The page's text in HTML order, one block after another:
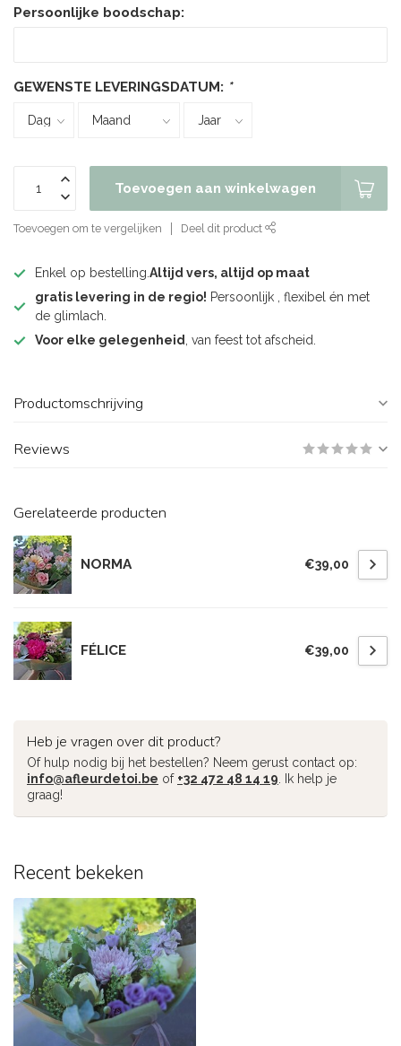
Persoonlijke boodschap:
GEWENSTE LEVERINGSDATUM: *
Toevoegen aan winkelwagen
Toevoegen om te vergelijken Deel dit product
Enkel op bestelling. Altijd vers, altijd op maat
gratis levering in de regio! Persoonlijk , flexibel én met
de glimlach.
Voor elke gelegenheid
, van feest tot afscheid.
Productomschrijving
Reviews
Gerelateerde producten
NORMA €39,00
FÉLICE €39,00
Heb je vragen over dit product?
Of hulp nodig bij het bestellen? Neem gerust contact op:
info@afleurdetoi.be of +32 472 48 14 19 . Ik help je
graag!
Recent bekeken